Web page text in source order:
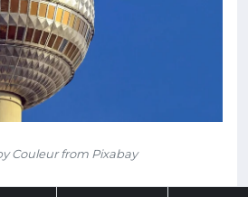
Couleur from Pixabay